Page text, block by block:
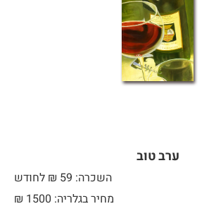
ערב טוב
השכרה: 59 ₪ לחודש
מחיר בגלריה: 1500 ₪